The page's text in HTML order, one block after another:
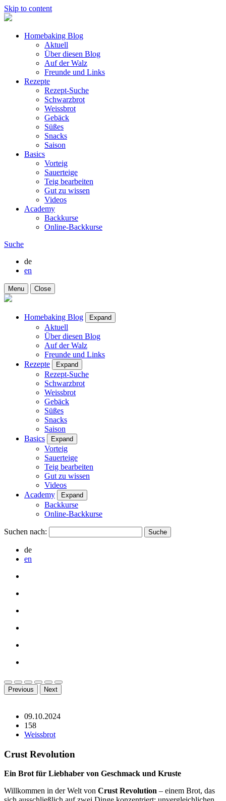
Skip to content
Homebaking Blog
Aktuell
Über diesen Blog
Auf der Walz
Freunde und Links
Rezepte
Rezept-Suche
Schwarzbrot
Weissbrot
Gebäck
Süßes
Snacks
Saison
Basics
Vorteig
Sauerteige
Teig bearbeiten
Gut zu wissen
Videos
Academy
Backkurse
Online-Backkurse
Suche
de
en
Menu Close
Homebaking Blog Expand
Aktuell
Über diesen Blog
Auf der Walz
Freunde und Links
Rezepte
Expand
Rezept-Suche
Schwarzbrot
Weissbrot
Gebäck
Süßes
Snacks
Saison
Basics
Expand
Vorteig
Sauerteige
Teig bearbeiten
Gut zu wissen
Videos
Academy
Expand
Backkurse
Online-Backkurse
Suchen nach:
de
en
Previous Next
09.10.2024
158
Weissbrot
Crust Revolution
Ein Brot für Liebhaber von Geschmack und Kruste
Willkommen in der Welt von Crust Revolution – einem Brot, das